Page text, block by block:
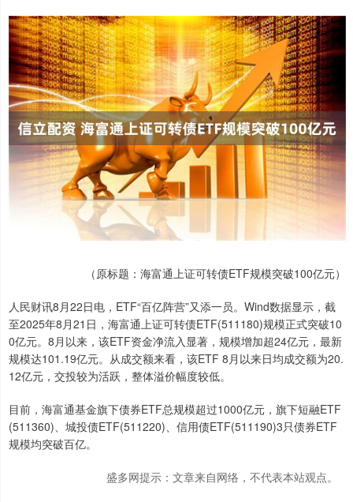
（原标题：海富通上证可转债ETF规模突破100亿元）
人民财讯8月22日电，ETF“百亿阵营”又添一员。Wind数据显示，截
至2025年8月21日，海富通上证可转债ETF(511180)规模正式突破10
0亿元。8月以来，该ETF资金净流入显著，规模增加超24亿元，最新
规模达101.19亿元。从成交额来看，该ETF 8月以来日均成交额为20.
12亿元，交投较为活跃，整体溢价幅度较低。
目前，海富通基金旗下债券ETF总规模超过1000亿元，旗下短融ETF
(511360)、城投债ETF(511220)、信用债ETF(511190)3只债券ETF
规模均突破百亿。
盛多网提示：文章来自网络，不代表本站观点。